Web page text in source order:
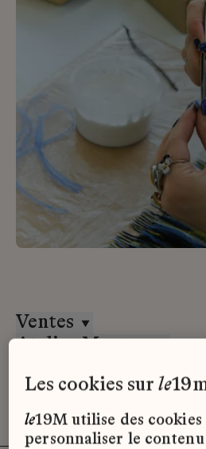
Ventes
Atelier Montex
les cookies surle
le19M utilise des cookies
personnaliser le